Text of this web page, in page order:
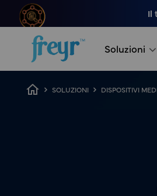
Salta al contenuto principale
Il
Soluzioni
Breadcrumb
SOLUZIONI DISPOSITIVI